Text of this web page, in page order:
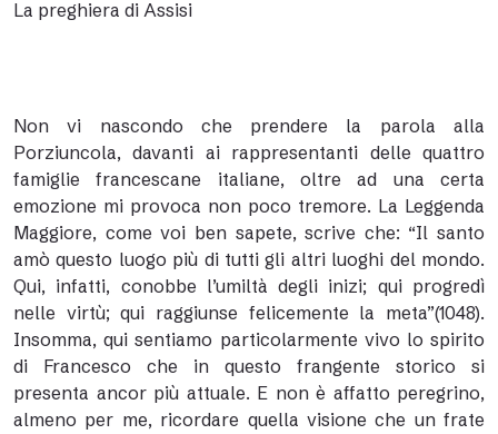
La preghiera di Assisi
Non vi nascondo che prendere la parola alla
Porziuncola, davanti ai rappresentanti delle quattro
famiglie francescane italiane, oltre ad una certa
emozione mi provoca non poco tremore. La Leggenda
Maggiore, come voi ben sapete, scrive che: “Il santo
amò questo luogo più di tutti gli altri luoghi del mondo.
Qui, infatti, conobbe l’umiltà degli inizi; qui progredì
nelle virtù; qui raggiunse felicemente la meta”(1048).
Insomma, qui sentiamo particolarmente vivo lo spirito
di Francesco che in questo frangente storico si
presenta ancor più attuale. E non è affatto peregrino,
almeno per me, ricordare quella visione che un frate